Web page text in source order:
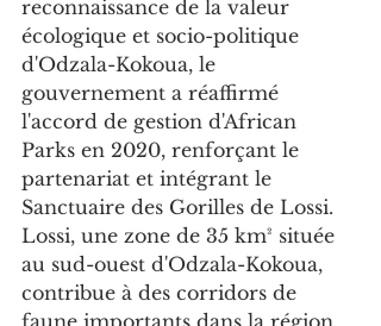
reconnaissance de la valeur
écologique et socio-politique
d'Odzala-Kokoua, le
gouvernement a réaffirmé
l'accord de gestion d'African
Parks en 2020, renforçant le
partenariat et intégrant le
Sanctuaire des Gorilles de Lossi.
Lossi, une zone de 35 km² située
au sud-ouest d'Odzala-Kokoua,
contribue à des corridors de